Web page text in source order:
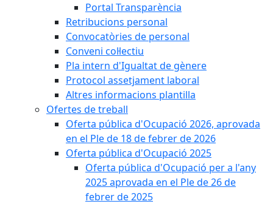
Portal Transparència
Retribucions personal
Convocatòries de personal
Conveni col·lectiu
Pla intern d'Igualtat de gènere
Protocol assetjament laboral
Altres informacions plantilla
Ofertes de treball
Oferta pública d'Ocupació 2026, aprovada
en el Ple de 18 de febrer de 2026
Oferta pública d'Ocupació 2025
Oferta pública d'Ocupació per a l'any
2025 aprovada en el Ple de 26 de
febrer de 2025